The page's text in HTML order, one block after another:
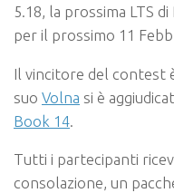
5.18, la prossima LTS
per il prossimo 11
Il vincitore del contest
suo Volna si è
Book 14
Tutti i partecipanti
consolazione, un